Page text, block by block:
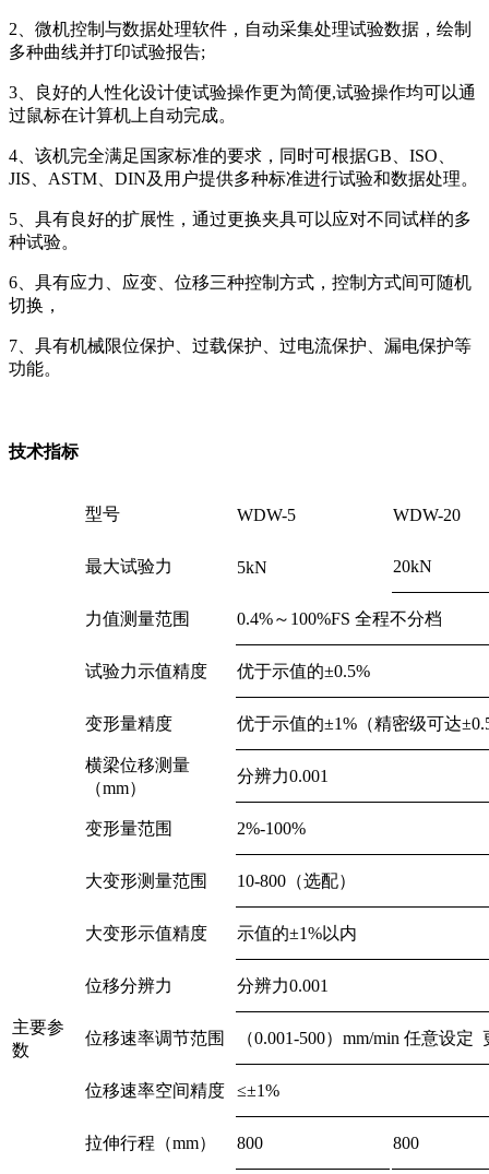
2、微机控制与数据处理软件，自动采集处理试验数据，绘制
多种曲线并打印试验报告;
3、良好的人性化设计使试验操作更为简便,试验操作均可以通
过鼠标在计算机上自动完成。
4、该机完全满足国家标准的要求，同时可根据GB、ISO、
JIS、ASTM、DIN及用户提供多种标准进行试验和数据处理。
5、具有良好的扩展性，通过更换夹具可以应对不同试样的多
种试验。
6、具有应力、应变、位移三种控制方式，控制方式间可随机
切换，
7、具有机械限位保护、过载保护、过电流保护、漏电保护等
功能。
技术指标
主要参
数
型号 WDW-5 WDW-20
最大试验力 5kN 20kN
力值测量范围 0.4%～100%FS 全程不分档
试验力示值精度 优于示值的±0.5%
变形量精度 优于示值的±1%（精密级可达
横梁位移测量
（mm）
分辨力0.001
变形量范围 2%-100%
大变形测量范围 10-800（选配）
大变形示值精度 示值的±1%以内
位移分辨力 分辨力0.001
位移速率调节范围 （0.001-500）mm/min 任意设定
位移速率空间精度 ≤±1%
拉伸行程（mm） 800 800